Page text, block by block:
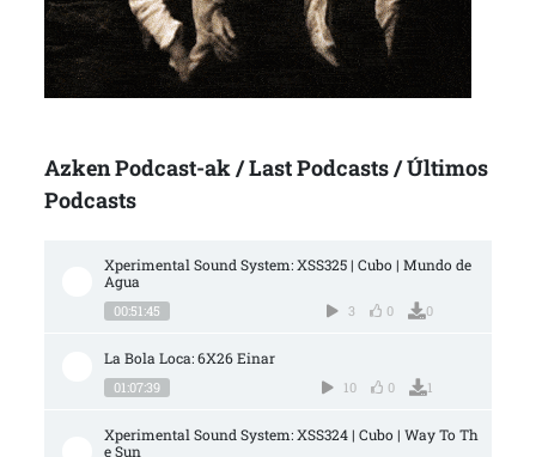
Azken Podcast-ak / Last Podcasts / Últimos
Podcasts
Xperimental Sound System: XSS325 | Cubo | Mundo de
Agua
00:51:45 3 0 0
La Bola Loca: 6X26 Einar
01:07:39 10 0 1
Xperimental Sound System: XSS324 | Cubo | Way To Th
e Sun